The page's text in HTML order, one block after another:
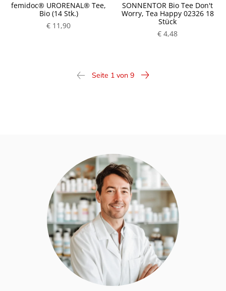
femidoc® URORENAL® Tee,
Bio (14 Stk.)
€ 11,90
SONNENTOR Bio Tee Don't
Worry, Tea Happy 02326 18
Stück
€ 4,48
Seite 1 von 9